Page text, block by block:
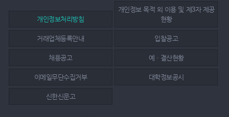
개인정보처리방침
개인정보 목적 외 이용 및 제3자 제공
현황
거래업체등록안내 입찰공고
채용공고 예ㆍ결산현황
이메일무단수집거부 대학정보공시
신한신문고